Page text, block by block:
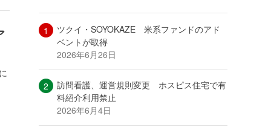
ツクイ・SOYOKAZE 米系ファンドのアド
ベントが取得
2026年6月26日
訪問看護、運営規則変更 ホスピス住宅で有
料紹介利用禁止
2026年6月4日